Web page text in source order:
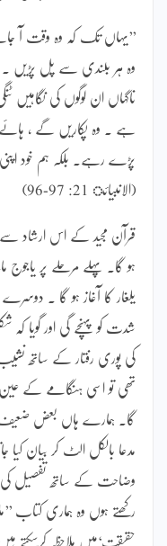
’’یہاں تک کہ وہ وقت آ
وہ ہر بلندی سے پل پڑیں ۔
ناگہاں ان لوگوں کی نگاہیں
ہے ۔ وہ پکاریں گے ،
پڑے رہے۔ بلکہ ہم خود
(الانبیائ 21: 97-96)
قرآن مجید کے اس ارشاد سے
ہو گا۔ پہلے مرحلے پر
یلغار کا آغاز ہو گا ۔
شدت کو پہنچے گی اور گویا کہ
کی پوری رفتار کے ساتھ
تھی تو اسی ہنگامے کے
گا۔ ہمارے ہاں بعض ضعیف
مدعا بالکل الٹ کر بیان
وضاحت کے ساتھ تفصیل
رکھتے ہوں وہ ہماری کتاب
حقیقت‘میں ملاحظہ کرسکتے